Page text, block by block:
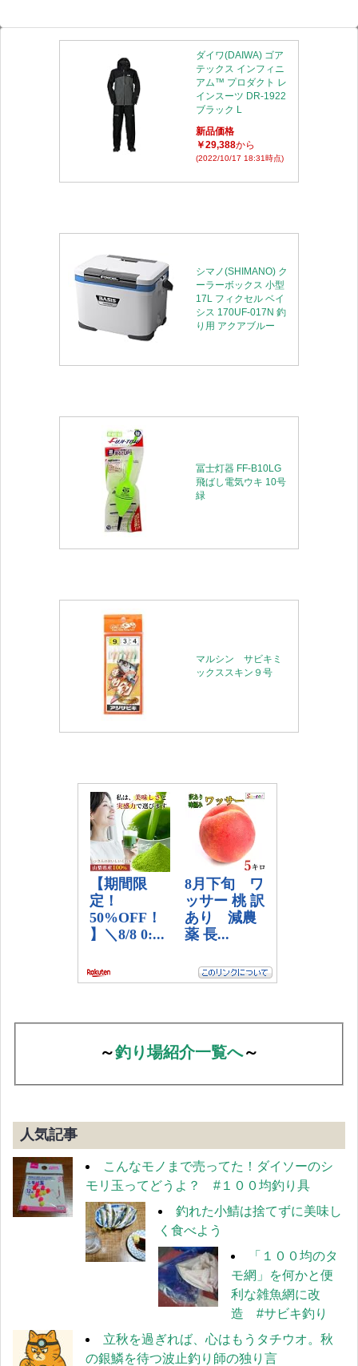
ダイワ(DAIWA) ゴア
テックス インフィニ
アム™ プロダクト レ
インスーツ DR-1922
ブラック L
新品価格
￥29,388から
(2022/10/17 18:31時点)
シマノ(SHIMANO) ク
ーラーボックス 小型
17L フィクセル ベイ
シス 170UF-017N 釣
り用 アクアブルー
冨士灯器 FF-B10LG
飛ばし電気ウキ 10号
緑
マルシン サビキミ
ックススキン９号
～釣り場紹介一覧へ～
人気記事
こんなモノまで売ってた！ダイソーのシ
モリ玉ってどうよ？ #１００均釣り具
釣れた小鯖は捨てずに美味し
く食べよう
「１００均のタ
モ網」を何かと便
利な雑魚網に改
造 #サビキ釣り
立秋を過ぎれば、心はもうタチウオ。秋
の銀鱗を待つ波止釣り師の独り言